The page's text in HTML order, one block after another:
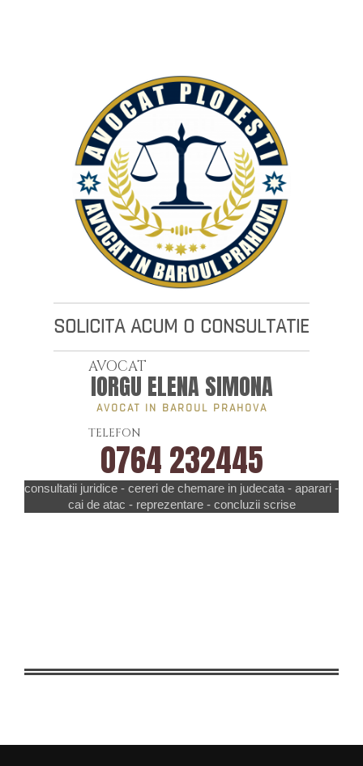
SOLICITA ACUM O CONSULTATIE
AVOCAT
IORGU ELENA SIMONA
AVOCAT IN BAROUL PRAHOVA
TELEFON
0764 232445
consultatii juridice - cereri de chemare in judecata - aparari -
cai de atac - reprezentare - concluzii scrise